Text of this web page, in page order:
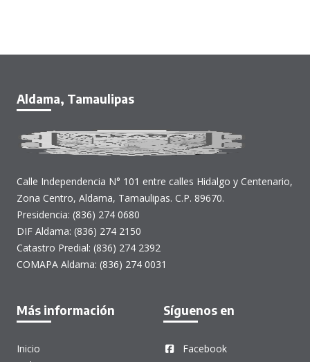
Aldama, Tamaulipas
Calle Independencia N° 101 entre calles Hidalgo y Centenario,
Zona Centro, Aldama, Tamaulipas. C.P. 89670.
Presidencia: (836) 274 0680
DIF Aldama: (836) 274 2150
Catastro Predial: (836) 274 2392
COMAPA Aldama: (836) 274 0031
Más información
Inicio
Síguenos en
Facebook